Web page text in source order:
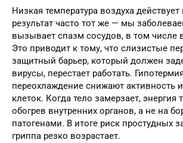
Низкая температура воздуха действует
результат часто тот же — мы
вызывает спазм сосудов, в том числе
Это приводит к тому, что слизистые
защитный барьер, который должен
вирусы, перестает работать.
переохлаждение снижают активность
клеток. Когда тело замерзает, энергия
обогрев внутренних органов, а не на
патогенами. В итоге риск простудных
гриппа резко возрастает.